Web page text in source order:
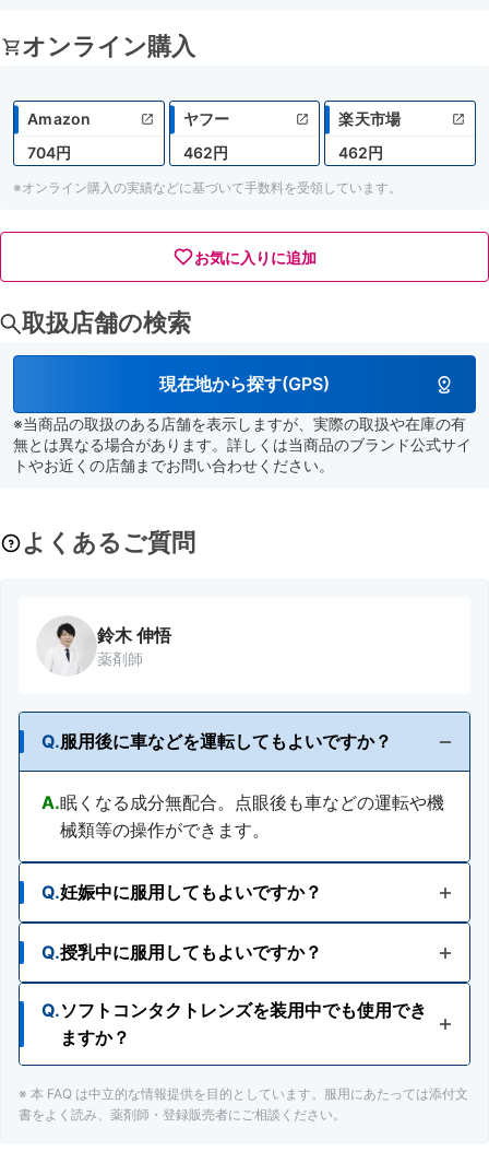
オンライン購入
Amazon
704円
ヤフー
462円
楽天市場
462円
※オンライン購入の実績などに基づいて手数料を受領しています。
お気に入りに追加
取扱店舗の検索
現在地から探す(GPS)
※当商品の取扱のある店舗を表示しますが、実際の取扱や在庫の有
無とは異なる場合があります。詳しくは当商品のブランド公式サイ
トやお近くの店舗までお問い合わせください。
よくあるご質問
鈴木 伸悟
薬剤師
Q.服用後に車などを運転してもよいですか？
A.眠くなる成分無配合。点眼後も車などの運転や機
械類等の操作ができます。
Q.妊娠中に服用してもよいですか？
A.使用が検討できます。ただし、安易な使用は避
け、主治医にご相談ください。
Q.授乳中に服用してもよいですか？
A.使用が検討できます。ただし、安易な使用は避
け、主治医にご相談ください。
Q.ソフトコンタクトレンズを装用中でも使用でき
ますか？
A.ソフトコンタクトレンズを装用中でも使用できま
す。
※ 本 FAQ は中立的な情報提供を目的としています。服用にあたっては添付文
書をよく読み、薬剤師・登録販売者にご相談ください。